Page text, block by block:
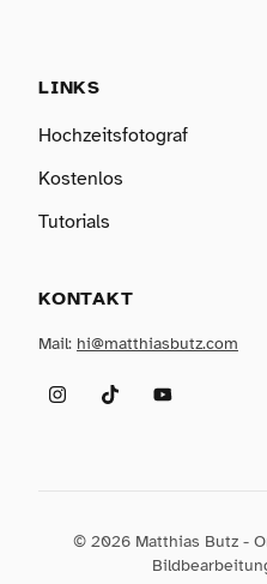
LINKS
Hochzeitsfotograf
Kostenlos
Tutorials
KONTAKT
Mail: hi@matthiasbutz.com
InstagramTikTokYouTube
© 2026 Matthias Butz -